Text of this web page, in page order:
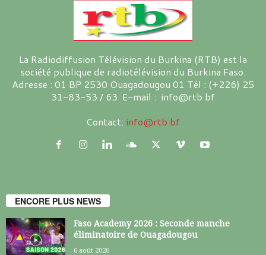
La Radiodiffusion Télévision du Burkina (RTB) est la
société publique de radiotélévision du Burkina Faso.
Adresse : 01 BP 2530 Ouagadougou 01 Tél : (+226) 25
31-83-53 / 63 E-mail : info@rtb.bf
Contact: info@rtb.bf
ENCORE PLUS NEWS
Faso Academy 2026 : Seconde manche
éliminatoire de Ouagadougou
6 août 2026